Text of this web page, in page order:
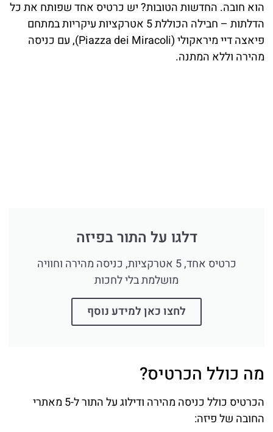
הוא חובה. החדשות הטובות? יש כרטיס אחד שפותח את כל
הדלתות – חבילה הכוללת 5 אטרקציות עיקריות במתחם
פיאצה דיי מיראקולי (Piazza dei Miracoli), עם כניסה
מהירה וללא המתנה.
דלגו על התור בפיזה
כרטיס אחד, 5 אטרקציות, כניסה מהירה וחוויה
מושלמת בלי לחכות
לחצו כאן למידע נוסף
מה כולל הכרטיס?
הכרטיס כולל כניסה מהירה ודילוג על התור ל-5 מאתרי
החובה של פיזה: